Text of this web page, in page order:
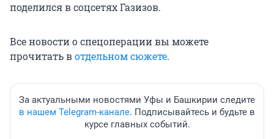
поделился в соцсетях Газизов.
Все новости о спецоперации вы можете
прочитать вотдельном сюжете.
За актуальными новостями Уфы и Башкирии следите
в нашем Telegram-канале. Подписывайтесь и будьте в
курсе главных событий.